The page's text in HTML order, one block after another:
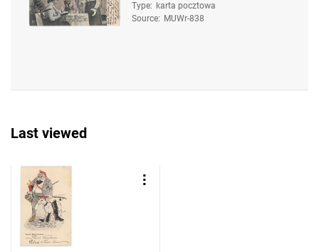
Type: karta pocztowa
Source: MUWr-838
Last viewed